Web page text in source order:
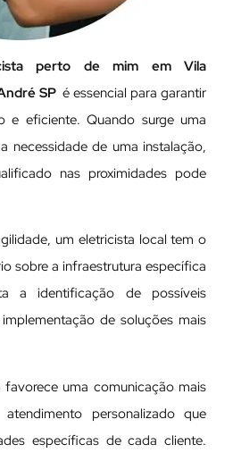
perto de mim em Vila
SP é essencial para garantir
e eficiente. Quando surge uma
necessidade de uma instalação,
nas proximidades pode
um eletricista local tem o
sobre a infraestrutura específica
a identificação de possíveis
de soluções mais
uma comunicação mais
personalizado que
específicas de cada cliente.